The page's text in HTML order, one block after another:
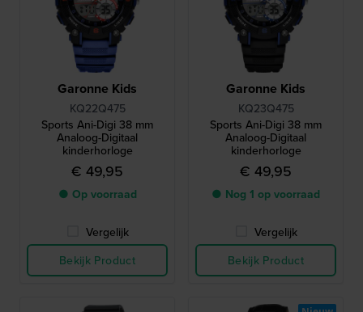
Garonne Kids
KQ22Q475
Sports Ani-Digi 38 mm
Analoog-Digitaal
kinderhorloge
€ 49,95
● Op voorraad
Vergelijk
Bekijk Product
Garonne Kids
KQ23Q475
Sports Ani-Digi 38 mm
Analoog-Digitaal
kinderhorloge
€ 49,95
● Nog 1 op voorraad
Vergelijk
Bekijk Product